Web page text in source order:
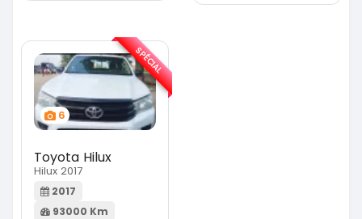
6
Toyota Hilux
Hilux 2017
2017
93000 Km
SPÉCIAL